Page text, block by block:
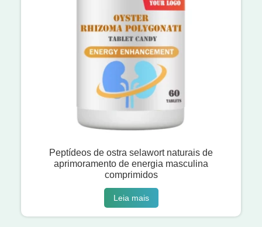
Peptídeos de ostra selawort naturais de
aprimoramento de energia masculina
comprimidos
Leia mais